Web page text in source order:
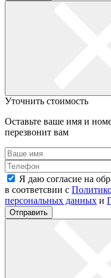
Уточнить стоимость
Оставьте ваше имя и
перезвонит вам
Я даю согласие на
в соответсвии с
персональных данных и
Отправить